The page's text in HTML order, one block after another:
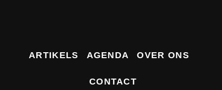
ARTIKELS AGENDA OVER ONS
CONTACT